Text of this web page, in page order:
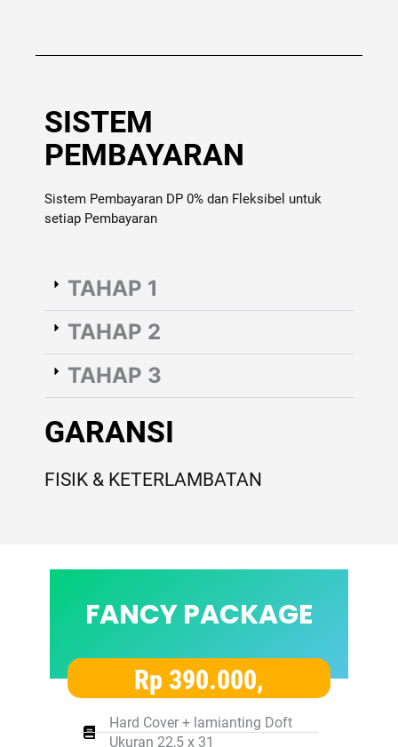
SISTEM
PEMBAYARAN
Sistem Pembayaran DP 0% dan Fleksibel untuk
setiap Pembayaran
TAHAP 1
TAHAP 2
TAHAP 3
GARANSI
FISIK & KETERLAMBATAN
FANCY PACKAGE
Rp 390.000,
Hard Cover + lamianting Doft
Ukuran 22,5 x 31